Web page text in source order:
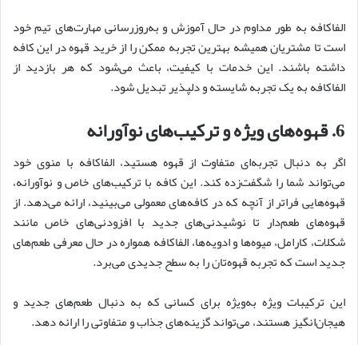
الفاکافه به طور مداوم در حال آموزش و به‌روزرسانی مهارت‌های تیم خود
است تا مشتریان همیشه بهترین تجربه ممکن را از خرید قهوه در این کافه
داشته باشند. این خدمات با کیفیت، باعث می‌شود که هر بازدید از
الفاکافه به یک تجربه شایسته و دلپذیر تبدیل شود.
6. قهوههای ویژه و ترکیبهای نوآورانه
اگر به دنبال تجربه‌ای متفاوت از قهوه هستید، الفاکافه با منوی خود
می‌تواند شما را شگفت‌زده کند. این کافه با ترکیب‌های خاص و نوآورانه،
قهوه‌هایی فراتر از آنچه که در کافه‌های معمولی می‌بینید، ارائه می‌دهد. از
قهوه‌های طعم‌دار تا نوشیدنی‌های جدید با افزودنی‌های خاص مانند
شکلات، کارامل، میوه‌ها و ادویه‌ها، الفاکافه همواره در حال معرفی طعم‌های
جدید است که تجربه قهوه‌تان را به سطح جدیدی می‌برد.
این ترکیبات ویژه به‌ویژه برای کسانی که به دنبال طعم‌های جدید و
هیجان‌انگیز هستند، می‌تواند گزینه‌های جذاب و متفاوتی را ارائه دهد.